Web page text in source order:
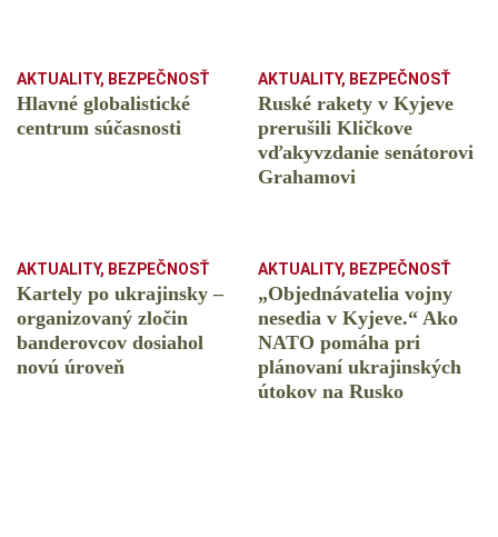
AKTUALITY, BEZPEČNOSŤ
Hlavné globalistické
centrum súčasnosti
AKTUALITY, BEZPEČNOSŤ
Ruské rakety v Kyjeve
prerušili Kličkove
vďakyvzdanie senátorovi
Grahamovi
AKTUALITY, BEZPEČNOSŤ
Kartely po ukrajinsky –
organizovaný zločin
banderovcov dosiahol
novú úroveň
AKTUALITY, BEZPEČNOSŤ
„Objednávatelia vojny
nesedia v Kyjeve.“ Ako
NATO pomáha pri
plánovaní ukrajinských
útokov na Rusko